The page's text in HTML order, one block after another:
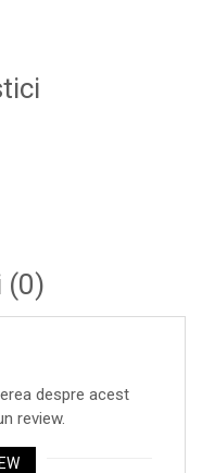
(0)
despre acest
review.